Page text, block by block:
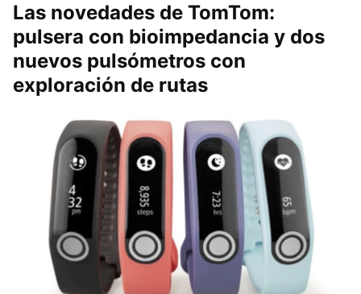
Las novedades de TomTom:
pulsera con bioimpedancia y dos
nuevos pulsómetros con
exploración de rutas